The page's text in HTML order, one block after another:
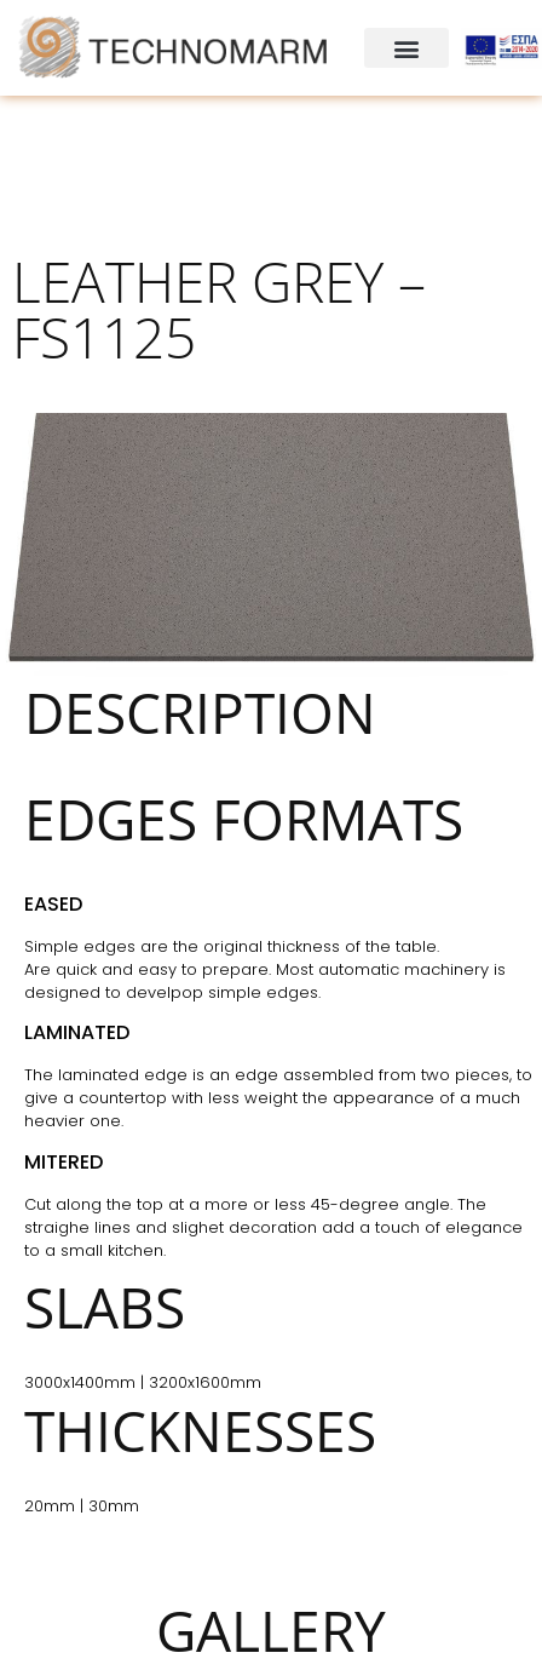
LEATHER GREY –
FS1125
DESCRIPTION
EDGES FORMATS
EASED
Simple edges are the original thickness of the table.
Are quick and easy to prepare. Most automatic machinery is
designed to develpop simple edges.
LAMINATED
The laminated edge is an edge assembled from two pieces, to
give a countertop with less weight the appearance of a much
heavier one.
MITERED
Cut along the top at a more or less 45-degree angle. The
straighe lines and slighet decoration add a touch of elegance
to a small kitchen.
SLABS
3000x1400mm | 3200x1600mm
THICKNESSES
20mm | 30mm
GALLERY